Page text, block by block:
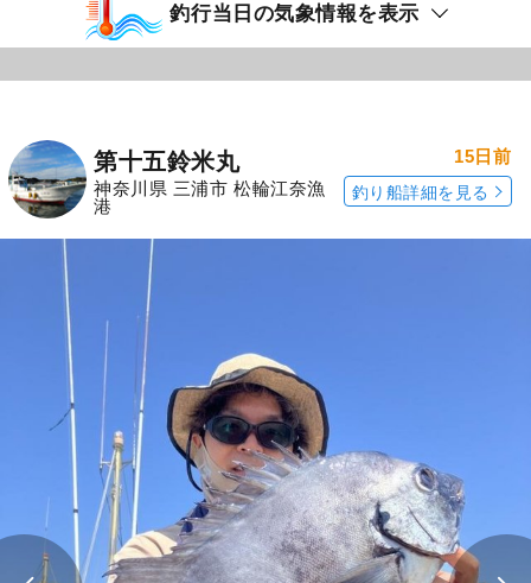
釣行当日の気象情報を表示
第十五鈴米丸
神奈川県 三浦市 松輪江奈漁
港
15日前
釣り船詳細を見る